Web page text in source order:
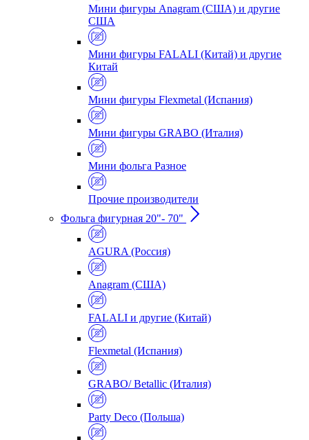
Мини фигуры Anagram (США) и другие
США
Мини фигуры FALALI (Китай) и другие
Китай
Мини фигуры Flexmetal (Испания)
Мини фигуры GRABO (Италия)
Мини фольга Разное
Прочие производители
Фольга фигурная 20"- 70"
AGURA (Россия)
Anagram (США)
FALALI и другие (Китай)
Flexmetal (Испания)
GRABO/ Betallic (Италия)
Party Deco (Польша)